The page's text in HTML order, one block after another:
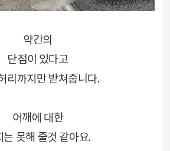
약간의
단점이 있다고
리까지만 받쳐줍니다.
어깨에 대한
는 못해 줄것 같아요.